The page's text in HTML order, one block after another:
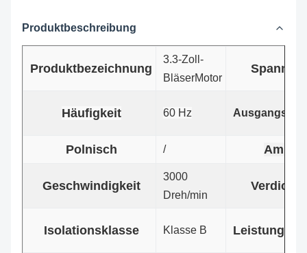
Produktbeschreibung
Produktbezeichnung
3.3-Zoll-
BläserMotor
Häufigkeit 60 Hz
Polnisch / Amps
Geschwindigkeit
3000
Dreh/min
Isolationsklasse Klasse B